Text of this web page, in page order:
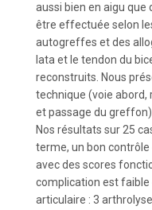
aussi bien en aigu que
être effectuée selon
autogreffes et des
lata et le tendon du
reconstruits. Nous
technique (voie abord,
et passage du greffon)
Nos résultats sur 25
terme, un bon
avec des scores
complication est
articulaire : 3